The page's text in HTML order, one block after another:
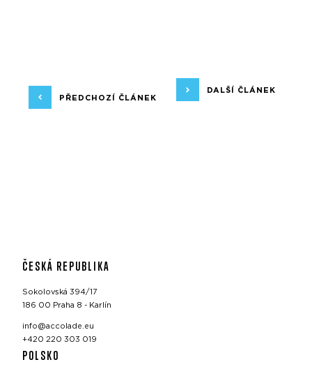
PŘEDCHOZÍ ČLÁNEK
DALŠÍ ČLÁNEK
ČESKÁ REPUBLIKA
Sokolovská 394/17
186 00 Praha 8 - Karlín
info@accolade.eu
+420 220 303 019
POLSKO